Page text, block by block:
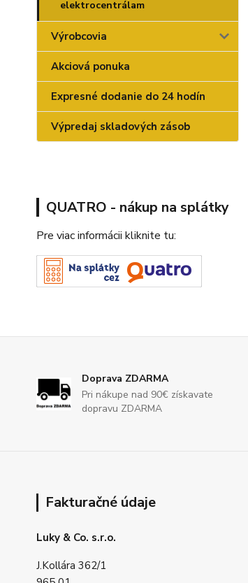
elektrocentrálam
Výrobcovia
Akciová ponuka
Expresné dodanie do 24 hodín
Výpredaj skladových zásob
QUATRO - nákup na splátky
Pre viac informácii kliknite tu:
Doprava ZDARMA
Pri nákupe nad 90€ získavate
dopravu ZDARMA
Fakturačné údaje
Luky & Co. s.r.o.
J.Kollára 362/1